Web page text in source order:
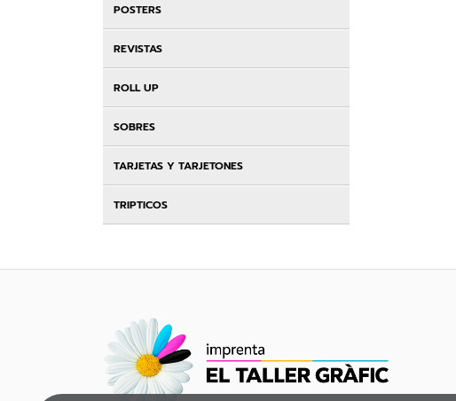
POSTERS
REVISTAS
ROLL UP
SOBRES
TARJETAS Y TARJETONES
TRIPTICOS